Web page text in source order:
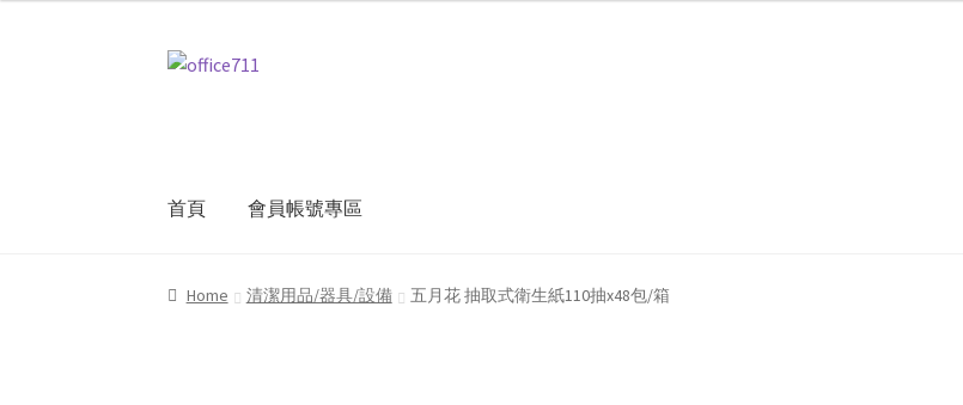
Skip
Skip
首頁 會員帳號專區
Home 我的帳號 結帳 聯絡我們購物車關於我們防詐騙聲明
Home 清潔用品/器具/設備 五月花 抽取式衛生紙110抽x48包/箱